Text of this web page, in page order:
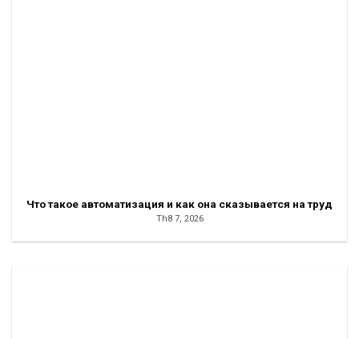
Что такое автоматизация и как она сказывается на труд
Th8 7, 2026